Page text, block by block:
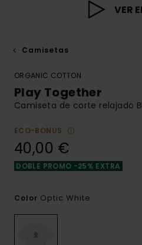
VER
Camisetas
ORGANIC COTTON
Play Together
Camiseta de corte relajado
ECO-BONUS
40,00 €
DOBLE PROMO -25% EXTRA
Color Optic White